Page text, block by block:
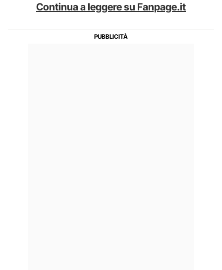
Continua a leggere su Fanpage.it